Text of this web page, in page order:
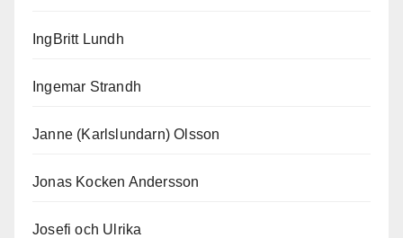
IngBritt Lundh
Ingemar Strandh
Janne (Karlslundarn) Olsson
Jonas Kocken Andersson
Josefi och Ulrika